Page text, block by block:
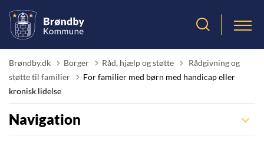
Brøndby.dk Borger Råd, hjælp og støtte Tilbage til
Rådgivning og
støtte til familier
For familier med børn med handicap eller
kronisk lidelse
Navigation